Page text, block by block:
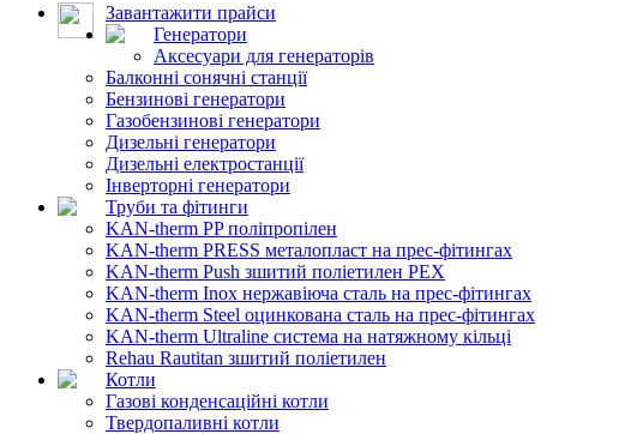
Завантажити прайси
Генератори
Аксесуари для генераторів
Балконні сонячні станції
Бензинові генератори
Газобензинові генератори
Дизельні генератори
Дизельні електростанції
Інверторні генератори
Труби та фітинги
KAN-therm PP поліпропілен
KAN-therm PRESS металопласт на прес-фітингах
KAN-therm Push зшитий поліетилен PEX
KAN-therm Inox нержавіюча сталь на прес-фітингах
KAN-therm Steel оцинкована сталь на прес-фітингах
KAN-therm Ultraline система на натяжному кільці
Rehau Rautitan зшитий поліетилен
Котли
Газові конденсаційні котли
Твердопаливні котли